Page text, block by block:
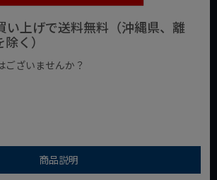
い上げで送料無料（沖縄県、離
く）
ございませんか？
商品説明